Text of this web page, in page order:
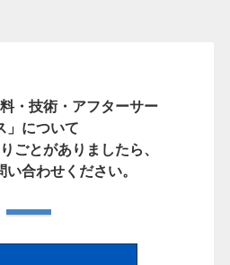
料・技術・アフターサー
」について
ごとがありましたら、
い合わせください。